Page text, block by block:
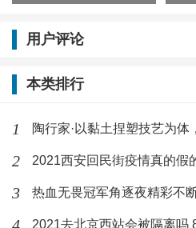
持，也是其不断完善科技创新
市所指、企业所向，浙江省同
用户评论
本类排行
1
2
3
2021去北京西站会被隔离吗